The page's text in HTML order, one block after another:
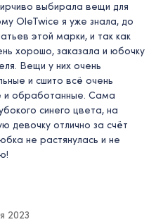
выбирала вещи для
OleTwice я уже знала, до
этой марки, и так как
хорошо, заказала и юбочку
Вещи у них очень
и сшито всё очень
и обработанные. Сама
синего цвета, на
девочку отлично за счёт
не растянулась и не
2023